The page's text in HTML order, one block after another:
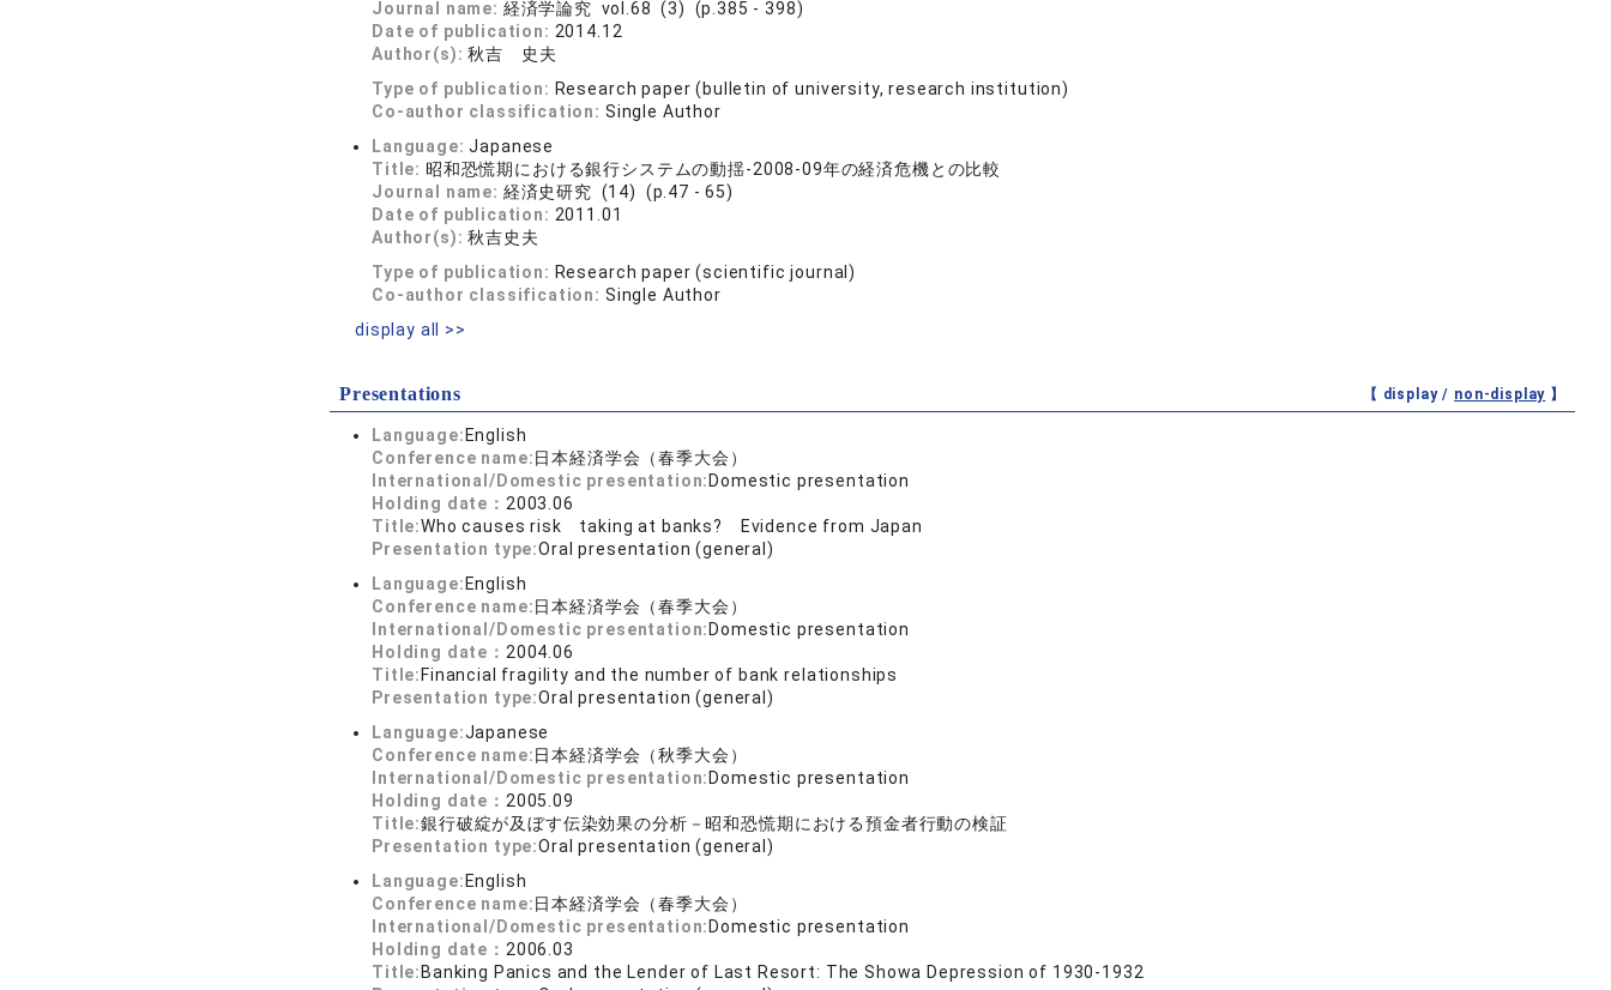
Journal name: 経済学論究 vol.68 (3) (p.385 - 398)
Date of publication: 2014.12
Author(s):秋吉 史夫
Type of publication: Research paper (bulletin of university, research institution)
Co-author classification: Single Author
Language:Japanese
Title: 昭和恐慌期における銀行システムの動揺-2008-09年の経済危機との比較
Journal name: 経済史研究 (14) (p.47 - 65)
Date of publication: 2011.01
Author(s):秋吉史夫
Type of publication: Research paper (scientific journal)
Co-author classification: Single Author
display all >>
Presentations 【 display / non-display 】
Language: English
Conference name:日本経済学会（春季大会）
International/Domestic presentation: Domestic presentation
Holding date： 2003.06
Title:Who causes risk taking at banks? Evidence from Japan
Presentation type:Oral presentation (general)
Language: English
Conference name:日本経済学会（春季大会）
International/Domestic presentation: Domestic presentation
Holding date： 2004.06
Title: Financial fragility and the number of bank relationships
Presentation type:Oral presentation (general)
Language:Japanese
Conference name:日本経済学会（秋季大会）
International/Domestic presentation: Domestic presentation
Holding date： 2005.09
Title:銀行破綻が及ぼす伝染効果の分析－昭和恐慌期における預金者行動の検証
Presentation type:Oral presentation (general)
Language: English
Conference name:日本経済学会（春季大会）
International/Domestic presentation: Domestic presentation
Holding date： 2006.03
Title: Banking Panics and the Lender of Last Resort: The Showa Depression of 1930-1932